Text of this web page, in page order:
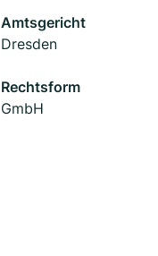
Amtsgericht
Dresden
Rechtsform
GmbH